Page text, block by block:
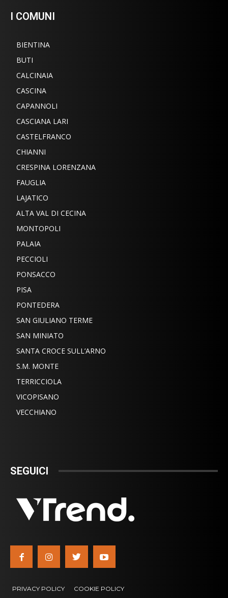
I COMUNI
BIENTINA
BUTI
CALCINAIA
CASCINA
CAPANNOLI
CASCIANA LARI
CASTELFRANCO
CHIANNI
CRESPINA LORENZANA
FAUGLIA
LAJATICO
ALTA VAL DI CECINA
MONTOPOLI
PALAIA
PECCIOLI
PONSACCO
PISA
PONTEDERA
SAN GIULIANO TERME
SAN MINIATO
SANTA CROCE SULL’ARNO
S.M. MONTE
TERRICCIOLA
VICOPISANO
VECCHIANO
SEGUICI
PRIVACY POLICY COOKIE POLICY